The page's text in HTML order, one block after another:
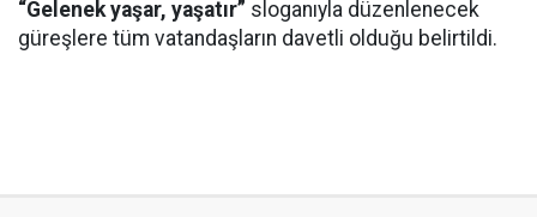
“Gelenek yaşar, yaşatır” sloganıyla düzenlenecek
güreşlere tüm vatandaşların davetli olduğu belirtildi.